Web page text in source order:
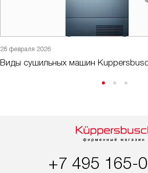
28 февраля 2026
Виды сушильных машин
+7 495 165-